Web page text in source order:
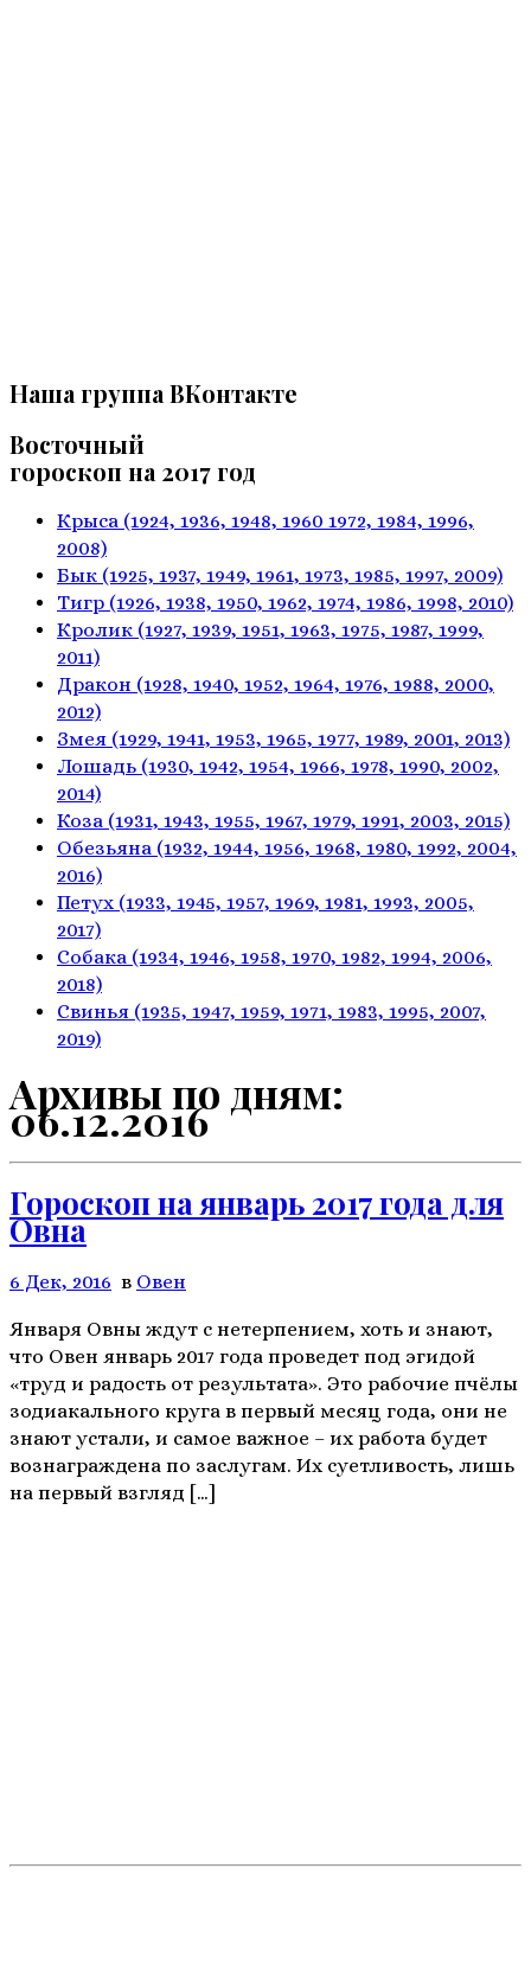
Наша группа ВКонтакте
Восточный
гороскоп на 2017 год
Крыса (1924, 1936, 1948, 1960 1972, 1984, 1996,
2008)
Бык (1925, 1937, 1949, 1961, 1973, 1985, 1997, 2009)
Тигр (1926, 1938, 1950, 1962, 1974, 1986, 1998, 2010)
Кролик (1927, 1939, 1951, 1963, 1975, 1987, 1999,
2011)
Дракон (1928, 1940, 1952, 1964, 1976, 1988, 2000,
2012)
Змея (1929, 1941, 1953, 1965, 1977, 1989, 2001, 2013)
Лошадь (1930, 1942, 1954, 1966, 1978, 1990, 2002,
2014)
Коза (1931, 1943, 1955, 1967, 1979, 1991, 2003, 2015)
Обезьяна (1932, 1944, 1956, 1968, 1980, 1992, 2004,
2016)
Петух (1933, 1945, 1957, 1969, 1981, 1993, 2005,
2017)
Собака (1934, 1946, 1958, 1970, 1982, 1994, 2006,
2018)
Свинья (1935, 1947, 1959, 1971, 1983, 1995, 2007,
2019)
Архивы по дням:
06.12.2016
Гороскоп на январь 2017 года для
Овна
6 Дек, 2016 в Овен
Января Овны ждут с нетерпением, хоть и знают,
что Овен январь 2017 года проведет под эгидой
«труд и радость от результата». Это рабочие пчёлы
зодиакального круга в первый месяц года, они не
знают устали, и самое важное – их работа будет
вознаграждена по заслугам. Их суетливость, лишь
на первый взгляд […]